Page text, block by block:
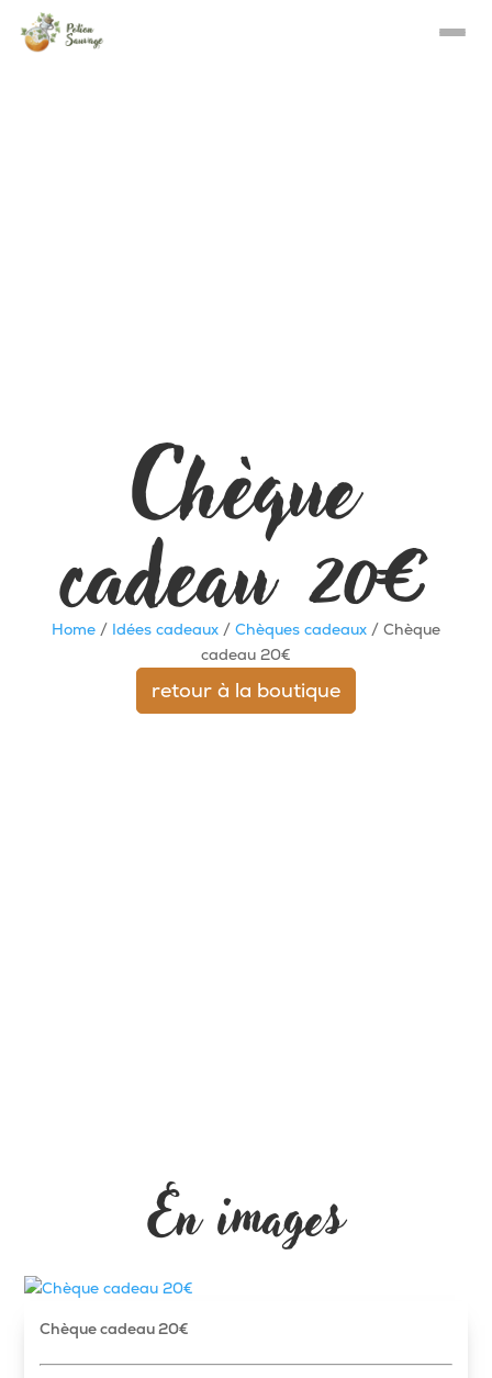
Chèque
cadeau 20€
Home / Idées cadeaux / Chèques cadeaux / Chèque
cadeau 20€
retour à la boutique
En images
Chèque cadeau 20€